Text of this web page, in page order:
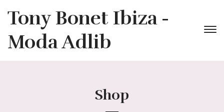
Tony Bonet Ibiza -
Moda Adlib
Shop